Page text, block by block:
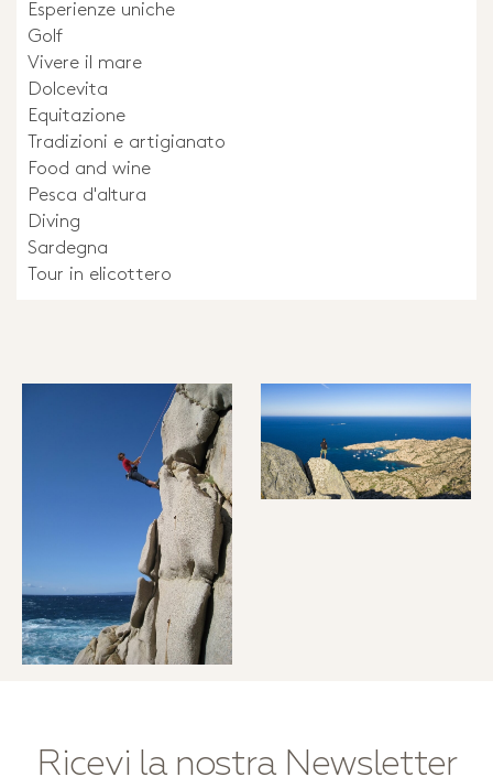
Esperienze uniche
Golf
Vivere il mare
Dolcevita
Equitazione
Tradizioni e artigianato
Food and wine
Pesca d'altura
Diving
Sardegna
Tour in elicottero
Ricevi la nostra Newsletter